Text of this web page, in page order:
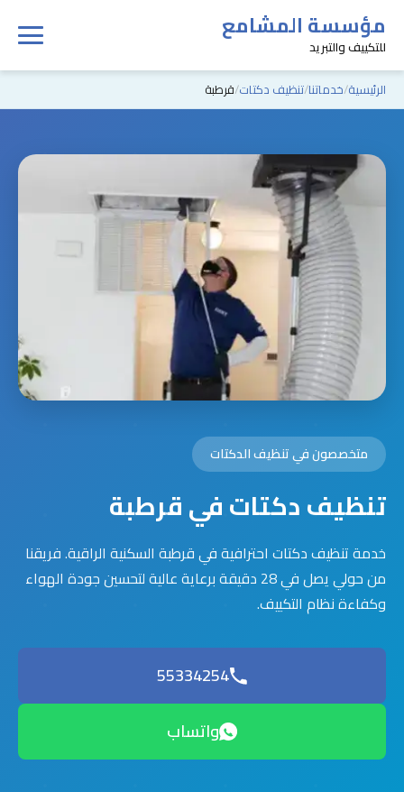
مؤسسة المشامع
للتكييف والتبريد
الرئيسية خدماتنا تنظيف دكتات قرطبة
متخصصون في تنظيف الدكتات
تنظيف دكتات في قرطبة
خدمة تنظيف دكتات احترافية في قرطبة السكنية الراقية. فريقنا
من حولي يصل في 28 دقيقة برعاية عالية لتحسين جودة الهواء
وكفاءة نظام التكييف.
55334254
واتساب